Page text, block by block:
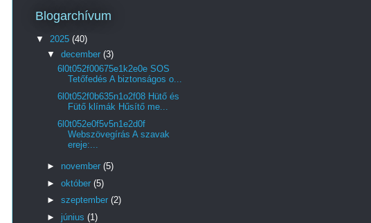
Blogarchívum
▼ 2025 (40)
▼ december (3)
6l0t052f00675e1k2e0e SOS
Tetőfedés A biztonságos o...
6l0t052f0b635n1o2f08 Hütő és
Fütő klímák Hűsítő me...
6l0t052e0f5v5n1e2d0f
Webszövegírás A szavak
ereje:...
► november (5)
► október (5)
► szeptember (2)
► június (1)